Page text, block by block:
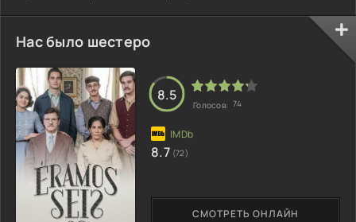
Нас было шестеро
СМОТРЕТЬ ОНЛАЙН
8.5
Голосов: 74
8.7 (72)